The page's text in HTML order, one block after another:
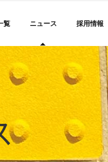
覧 ニュース 採用情報